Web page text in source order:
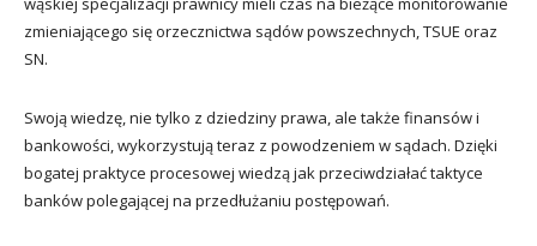
zmieniającego się orzecznictwa sądów powszechnych, TSUE oraz
SN.
Swoją wiedzę, nie tylko z dziedziny prawa, ale także finansów i
bankowości, wykorzystują teraz z powodzeniem w sądach. Dzięki
bogatej praktyce procesowej wiedzą jak przeciwdziałać taktyce
banków polegającej na przedłużaniu postępowań.